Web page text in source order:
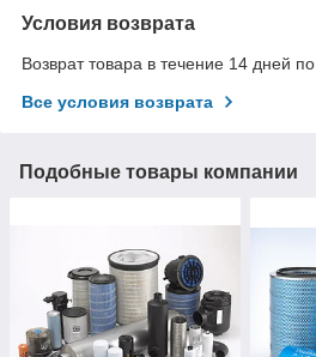
Условия возврата
Возврат товара в течение 14 дней
Все условия возврата
Подобные товары компании